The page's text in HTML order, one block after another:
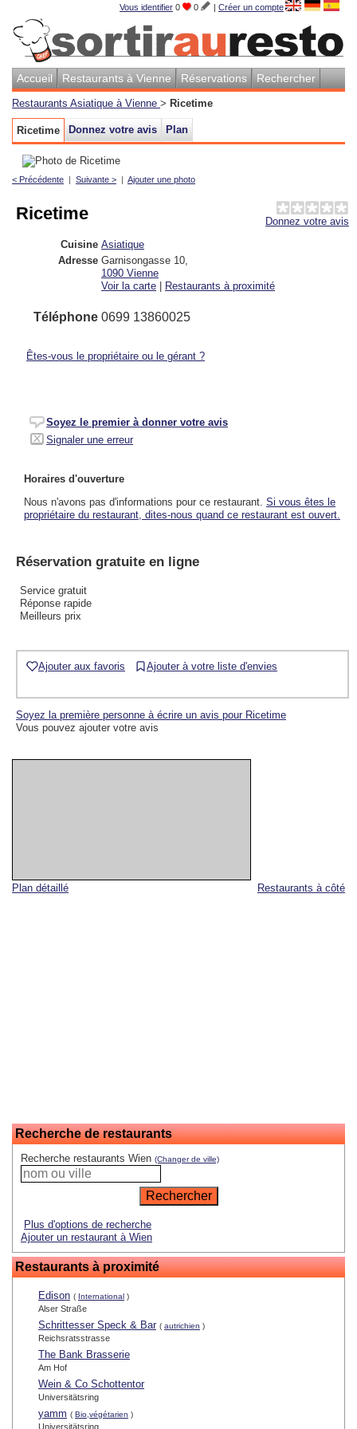
Vous identifier 0 0 | Créer un compte
Accueil Restaurants à Vienne Réservations Rechercher
Restaurants Asiatique à Vienne > Ricetime
Ricetime Donnez votre avis Plan
< Précédente | Suivante > | Ajouter une photo
Restaurants à côté
Plan détaillé
Recherche de restaurants
Recherche restaurants Wien (Changer de ville)
Plus d'options de recherche
Ajouter un restaurant à Wien
Restaurants à proximité
Edison ( International )
Alser Straße
Schrittesser Speck & Bar ( autrichien )
Reichsratsstrasse
The Bank Brasserie
Am Hof
Wein & Co Schottentor
Universitätsring
yamm ( Bio,végétarien )
Universitätsring
Donnez votre avis
Ricetime
Cuisine Asiatique
Adresse Garnisongasse 10
1090 Vienne
Voir la carte
Restaurants à proximité
Téléphone 0699 13860025
Êtes-vous le propriétaire ou le gérant ?
Soyez le premier à donner votre avis
Signaler une erreur
Horaires d'ouverture
Nous n'avons pas d'informations pour ce restaurant. Si vous êtes le
propriétaire du restaurant, dites-nous quand ce restaurant est ouvert.
Réservation gratuite en ligne
Service gratuit
Réponse rapide
Meilleurs prix
Ajouter aux favoris Ajouter à votre liste d'envies
Soyez la première personne à écrire un avis pour Ricetime
Vous pouvez ajouter votre avis